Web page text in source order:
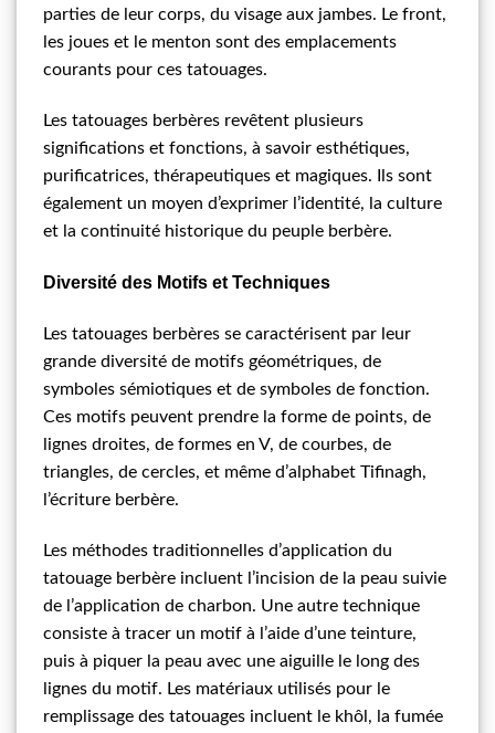
parties de leur corps, du visage aux jambes. Le front,
les joues et le menton sont des emplacements
courants pour ces tatouages.
Les tatouages berbères revêtent plusieurs
significations et fonctions, à savoir esthétiques,
purificatrices, thérapeutiques et magiques. Ils sont
également un moyen d’exprimer l’identité, la culture
et la continuité historique du peuple berbère.
Diversité des Motifs et Techniques
Les tatouages berbères se caractérisent par leur
grande diversité de motifs géométriques, de
symboles sémiotiques et de symboles de fonction.
Ces motifs peuvent prendre la forme de points, de
lignes droites, de formes en V, de courbes, de
triangles, de cercles, et même d’alphabet Tifinagh,
l’écriture berbère.
Les méthodes traditionnelles d’application du
tatouage berbère incluent l’incision de la peau suivie
de l’application de charbon. Une autre technique
consiste à tracer un motif à l’aide d’une teinture,
puis à piquer la peau avec une aiguille le long des
lignes du motif. Les matériaux utilisés pour le
remplissage des tatouages incluent le khôl, la fumée